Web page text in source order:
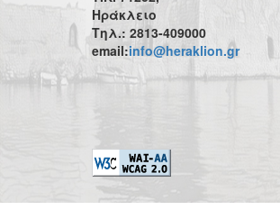
Ηράκλειο
Τηλ.: 2813-409000
email:info@heraklion.gr